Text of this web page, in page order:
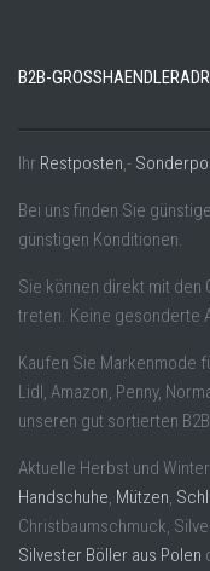
B2B-
Ihr Restposten,-
Bei uns finden Sie
günstigen Konditionen.
Sie können direkt mit den
treten. Keine gesonderte
Kaufen Sie Markenmode
Lidl, Amazon, Penny,
unseren gut sortierten
Aktuelle Herbst und
Handschuhe, Mützen,
Christbaumschmuck,
Silvester Böller aus Polen